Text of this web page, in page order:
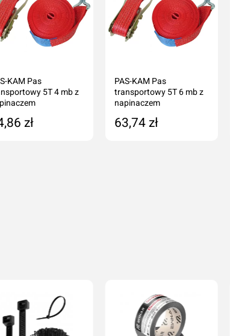
KAM Pas
5T 4 mb z
zł
PAS-KAM Pas
transportowy 5T 6 mb z
napinaczem
63,74 zł